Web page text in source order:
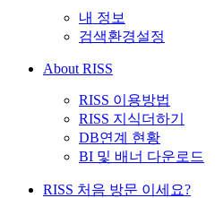
내 정보
검색환경설정
About RISS
RISS 이용방법
RISS 지식더하기
DB연계 현황
BI 및 배너 다운로드
RISS 처음 방문 이세요?